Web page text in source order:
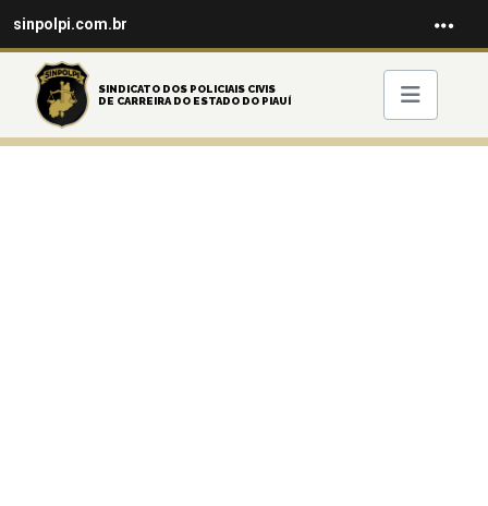
sinpolpi.com.br
SINDICATO DOS POLICIAIS CIVIS
DE CARREIRA DO ESTADO DO PIAUÍ